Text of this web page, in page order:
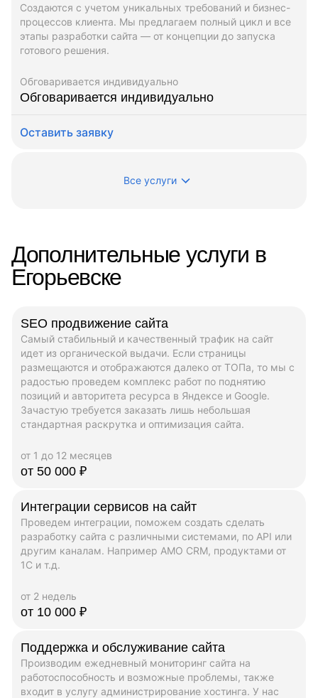
Создаются с учетом уникальных требований и бизнес-
процессов клиента. Мы предлагаем полный цикл и все
этапы разработки сайта — от концепции до запуска
готового решения.
Обговаривается индивидуально
Обговаривается индивидуально
Оставить заявку
Все услуги
Дополнительные услуги в
Егорьевске
SEO продвижение сайта
Самый стабильный и качественный трафик на сайт
идет из органической выдачи. Если страницы
размещаются и отображаются далеко от ТОПа, то мы с
радостью проведем комплекс работ по поднятию
позиций и авторитета ресурса в Яндексе и Google.
Зачастую требуется заказать лишь небольшая
стандартная раскрутка и оптимизация сайта.
от 1 до 12 месяцев
от 50 000 ₽
Интеграции сервисов на сайт
Проведем интеграции, поможем создать сделать
разработку сайта с различными системами, по API или
другим каналам. Например AMO CRM, продуктами от
1C и т.д.
от 2 недель
от 10 000 ₽
Поддержка и обслуживание сайта
Производим ежедневный мониторинг сайта на
работоспособность и возможные проблемы, также
входит в услугу администрирование хостинга. У нас